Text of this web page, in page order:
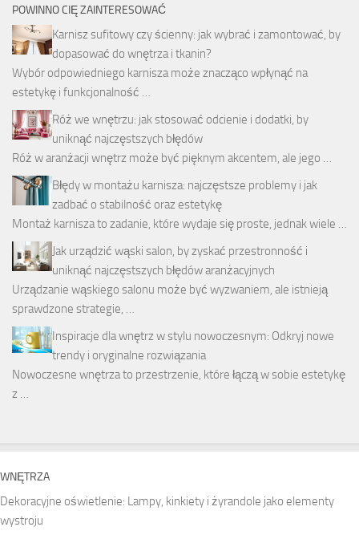
POWINNO CIĘ ZAINTERESOWAĆ
Karnisz sufitowy czy ścienny: jak wybrać i zamontować, by
dopasować do wnętrza i tkanin?
Wybór odpowiedniego karnisza może znacząco wpłynąć na
estetykę i funkcjonalność …
Róż we wnętrzu: jak stosować odcienie i dodatki, by
uniknąć najczęstszych błędów
Róż w aranżacji wnętrz może być pięknym akcentem, ale jego …
Błędy w montażu karnisza: najczęstsze problemy i jak
zadbać o stabilność oraz estetykę
Montaż karnisza to zadanie, które wydaje się proste, jednak wiele …
Jak urządzić wąski salon, by zyskać przestronność i
uniknąć najczęstszych błędów aranżacyjnych
Urządzanie wąskiego salonu może być wyzwaniem, ale istnieją
sprawdzone strategie, …
Inspiracje dla wnętrz w stylu nowoczesnym: Odkryj nowe
trendy i oryginalne rozwiązania
Nowoczesne wnętrza to przestrzenie, które łączą w sobie estetykę
z …
WNĘTRZA
Dekoracyjne oświetlenie: Lampy, kinkiety i żyrandole jako elementy
wystroju